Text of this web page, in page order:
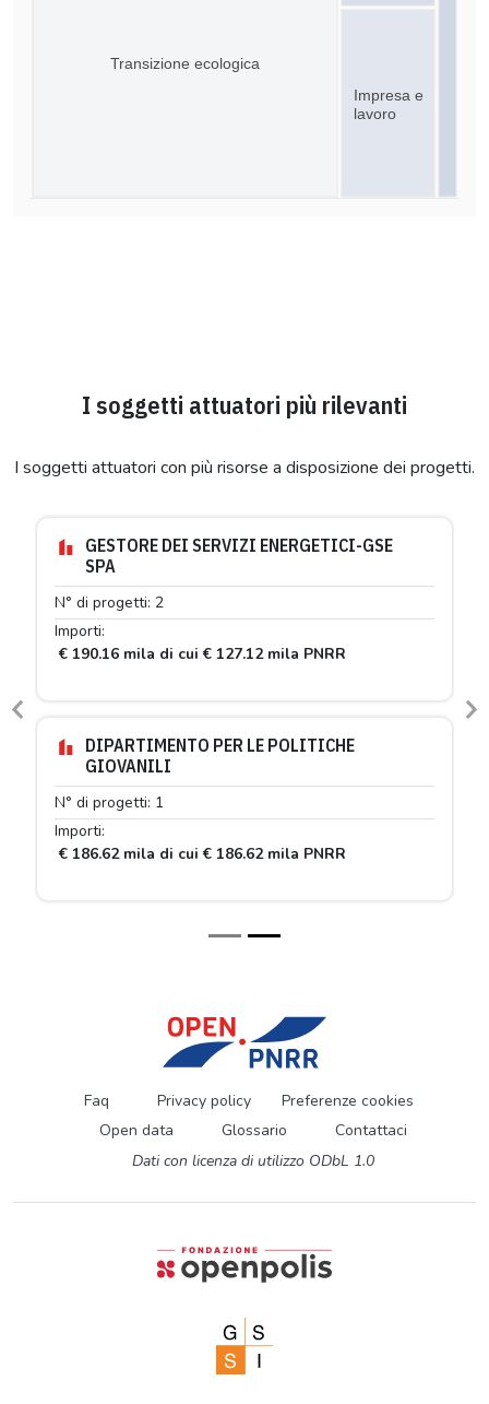
Impresa e
lavoro
Transizione ecologica
I soggetti attuatori più rilevanti
I soggetti attuatori con più risorse a disposizione dei progetti.
GESTORE DEI SERVIZI ENERGETICI-GSE
SPA
N° di progetti: 2
Importi:
€ 190.16 mila di cui € 127.12 mila PNRR
DIPARTIMENTO PER LE POLITICHE
GIOVANILI
N° di progetti: 1
Importi:
€ 186.62 mila di cui € 186.62 mila PNRR
Previous
Faq Privacy policy
Preferenze cookies
Open data
Glossario
Contattaci
Dati con licenza di utilizzo ODbL 1.0